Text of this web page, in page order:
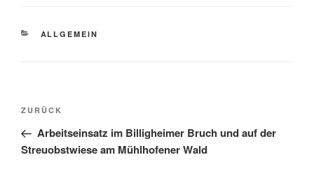
KATEGORIEN
ALLGEMEIN
Beitragsnavigation
Vorheriger
Beitrag
ZURÜCK
Arbeitseinsatz im Billigheimer Bruch und auf der
Streuobstwiese am Mühlhofener Wald